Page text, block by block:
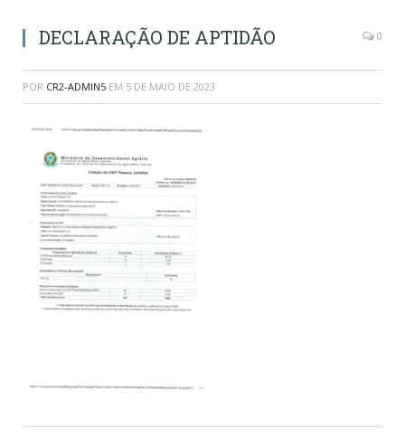
DECLARAÇÃO DE APTIDÃO 0
POR CR2-ADMIN5 EM 5 DE MAIO DE 2023